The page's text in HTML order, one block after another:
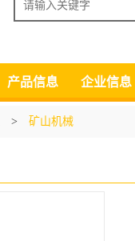
搜索
产品信息 企业信息
> 矿山机械